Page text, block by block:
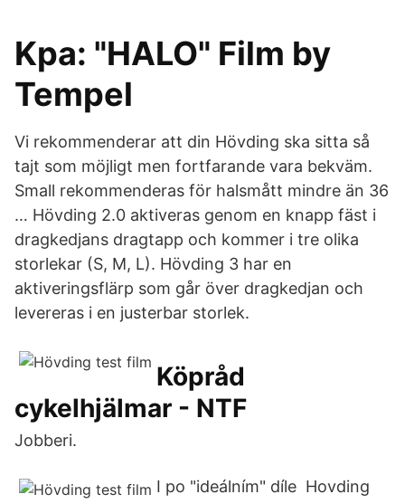
Kpa: "HALO" Film by
Tempel
Vi rekommenderar att din Hövding ska sitta så
tajt som möjligt men fortfarande vara bekväm.
Small rekommenderas för halsmått mindre än 36
… Hövding 2.0 aktiveras genom en knapp fäst i
dragkedjans dragtapp och kommer i tre olika
storlekar (S, M, L). Hövding 3 har en
aktiveringsflärp som går över dragkedjan och
levereras i en justerbar storlek.
Köpråd
cykelhjälmar - NTF
Jobberi.
I po "ideálním" díle Hovding